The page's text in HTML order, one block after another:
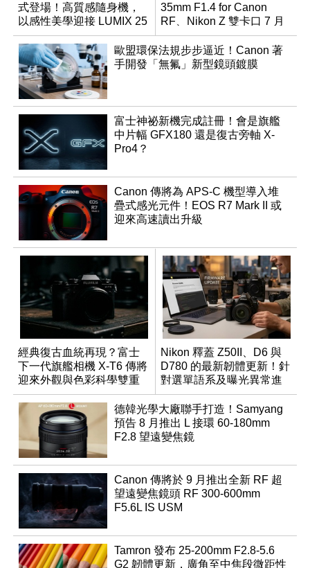
式登場！高質感隨身機，
以感性美學迎接 LUMIX 25
週年
35mm F1.4 for Canon
RF、Nikon Z 雙卡口 7 月
同步登台
歐盟環保法規步步逼近！Canon 著
手開發「無氟」新型鏡頭鍍膜
富士神祕新機完成註冊！會是旗艦
中片幅 GFX180 還是復古旁軸 X-
Pro4？
Canon 傳將為 APS-C 機型導入堆
疊式感光元件！EOS R7 Mark II 或
迎來高速讀出升級
經典復古血統再現？富士
下一代旗艦相機 X-T6 傳將
迎來外觀與色彩科學雙重
優化
Nikon 釋蓋 Z50II、D6 與
D780 的最新韌體更新！針
對選單語系及曝光異常進
行修復
德韓光學大廠聯手打造！Samyang
預告 8 月推出 L 接環 60-180mm
F2.8 望遠變焦鏡
Canon 傳將於 9 月推出全新 RF 超
望遠變焦鏡頭 RF 300-600mm
F5.6L IS USM
Tamron 發布 25-200mm F2.8-5.6
G2 韌體更新，廣角至中焦段微距性